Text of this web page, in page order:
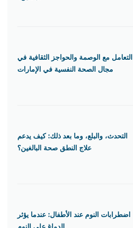
التعامل مع الوصمة والحواجز الثقافية في
مجال الصحة النفسية في الإمارات
التحدث، والبلع، وما بعد ذلك: كيف يدعم
علاج النطق صحة البالغين؟
اضطرابات النوم عند الأطفال: عندما يؤثر